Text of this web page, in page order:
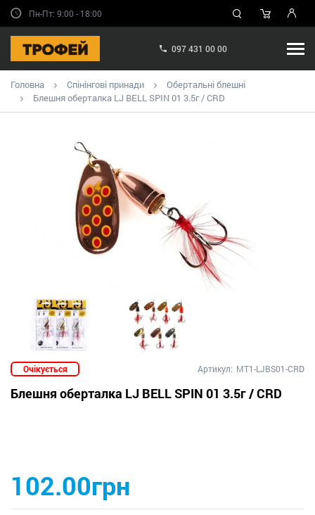
Пн-Пт: 9:00 - 18:00
097 431 00 00
Головна Спінінгові принади
Обертальні блешні
Блешня оберталка LJ BELL SPIN 01 3.5г / CRD
Очікується Артикул: MT1-LJBS01-CRD
Блешня оберталка LJ BELL SPIN 01 3.5г / CRD
102.00грн